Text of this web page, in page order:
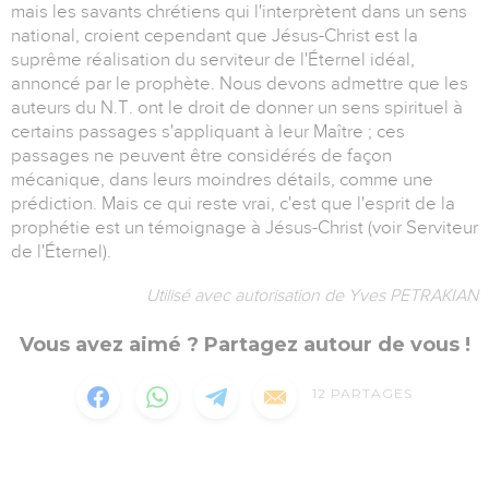
mais les savants chrétiens qui l'interprètent dans un sens
national, croient cependant que Jésus-Christ est la
suprême réalisation du serviteur de l'Éternel idéal,
annoncé par le prophète. Nous devons admettre que les
auteurs du N.T. ont le droit de donner un sens spirituel à
certains passages s'appliquant à leur Maître ; ces
passages ne peuvent être considérés de façon
mécanique, dans leurs moindres détails, comme une
prédiction. Mais ce qui reste vrai, c'est que l'esprit de la
prophétie est un témoignage à Jésus-Christ (voir Serviteur
de l'Éternel).
Utilisé avec autorisation de Yves PETRAKIAN
Vous avez aimé ? Partagez autour de vous !
12 PARTAGES